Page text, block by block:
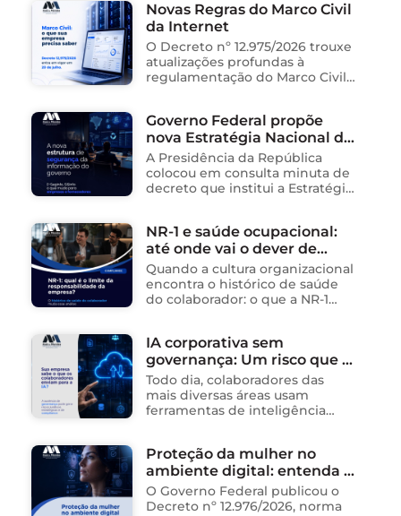
organização social responsável
pela gestão de unidades
públicas de saúde …
Novas Regras do Marco Civil
da Internet
O Decreto nº 12.975/2026 trouxe
atualizações profundas à
regulamentação do Marco Civil
operações de empresas de
tecnologia no Brasil. Para ajudar
na …
Governo Federal propõe
nova Estratégia Nacional de
Segurança da Informação e
cria sistema integrado de
governança para órgãos
A Presidência da República
colocou em consulta minuta de
decreto que institui a Estratégia
Sistema Integrado de
Segurança da Informação
(SISInfo), estabelecendo …
NR-1 e saúde ocupacional:
até onde vai o dever de
cuidado da empresa?
Quando a cultura organizacional
encontra o histórico de saúde
do colaborador: o que a NR-1
um dos ambientes mais
propícios para …
IA corporativa sem
governança: Um risco que já
está acontecendo
Todo dia, colaboradores das
mais diversas áreas usam
ferramentas de inteligência
dados, redigem e-mails, geram
relatórios. O problema não está
na ferramenta. Está …
Proteção da mulher no
ambiente digital: entenda o
novo Decreto nº 12.976/2026
O Governo Federal publicou o
Decreto nº 12.976/2026, norma